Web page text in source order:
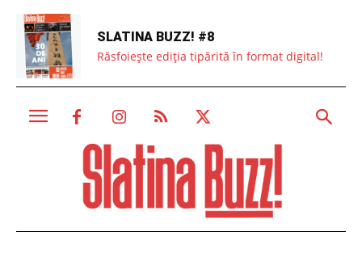
SLATINA BUZZ! #8
Răsfoiește ediția tipărită în format digital!